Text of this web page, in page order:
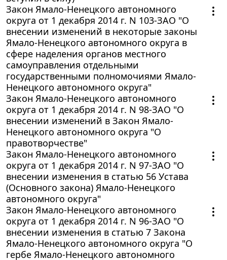
Закон Ямало-Ненецкого автономного
округа от 1 декабря 2014 г. N 103-ЗАО "О
внесении изменений в некоторые законы
Ямало-Ненецкого автономного округа в
сфере наделения органов местного
самоуправления отдельными
государственными полномочиями Ямало-
Ненецкого автономного округа"
Закон Ямало-Ненецкого автономного
округа от 1 декабря 2014 г. N 98-ЗАО "О
внесении изменений в Закон Ямало-
Ненецкого автономного округа "О
правотворчестве"
Закон Ямало-Ненецкого автономного
округа от 1 декабря 2014 г. N 97-ЗАО "О
внесении изменения в статью 56 Устава
(Основного закона) Ямало-Ненецкого
автономного округа"
Закон Ямало-Ненецкого автономного
округа от 1 декабря 2014 г. N 96-ЗАО "О
внесении изменения в статью 7 Закона
Ямало-Ненецкого автономного округа "О
гербе Ямало-Ненецкого автономного